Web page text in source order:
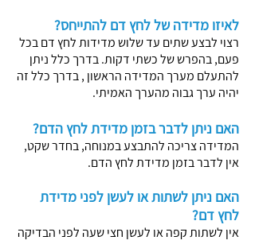
לאיזו מדידה של לחץ דם להתייחס?
רצוי לבצע שתים עד שלוש מדידות לחץ דם בכל
פעם, בהפרש של כשתי דקות. בדרך כלל ניתן
להתעלם מערך המדידה הראשון , בדרך כלל זה
יהיה ערך גבוה מהערך האמיתי.
האם ניתן לדבר בזמן מדידת לחץ הדם?
המדידה צריכה להתבצע במנוחה, בחדר שקט,
אין לדבר בזמן מדידת לחץ הדם.
האם ניתן לשתות או לעשן לפני מדידת
לחץ דם?
אין לשתות קפה או לעשן חצי שעה לפני הבדיקה